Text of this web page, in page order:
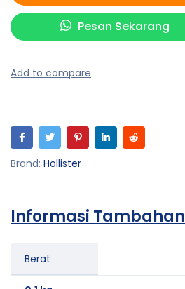
Pesan Sekarang
Brand: Hollister
Informasi Tambahan
Berat